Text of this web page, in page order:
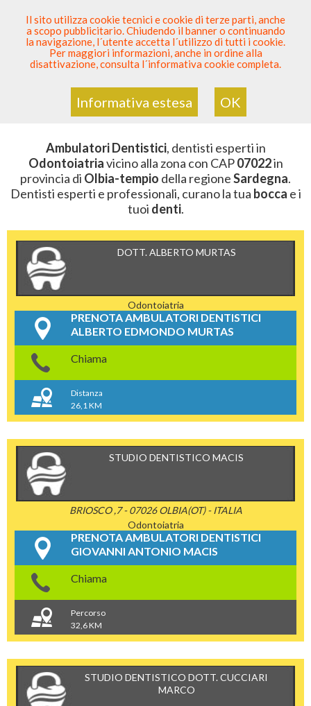
SEI DENTISTA? PARTECIPA
Sei QuiElenco Dentista Sicuro > Odontoiatria>
Ambulatori Dentistici>Sardegna>Olbia-Tempio >CAP
07022
ZONA CON CAP 07022
Ambulatori Dentistici, dentisti esperti in
Odontoiatriavicino alla zona con CAP07022in
provincia di Olbia-tempio della regioneSardegna.
Dentisti esperti e professionali, curano la tua bocca e i
tuoi denti.
DOTT. ALBERTO MURTAS
Odontoiatria
PRENOTA AMBULATORI DENTISTICI
ALBERTO EDMONDO MURTAS
Chiama
Distanza
26,1 KM
STUDIO DENTISTICO MACIS
BRIOSCO ,7 - 07026 OLBIA(OT) - ITALIA
Odontoiatria
PRENOTA AMBULATORI DENTISTICI
GIOVANNI ANTONIO MACIS
Chiama
Percorso
32,6 KM
STUDIO DENTISTICO DOTT. CUCCIARI
MARCO
Il sito utilizza cookie tecnici e cookie di terze parti, anche
a scopo pubblicitario. Chiudendo il banner o continuando
la navigazione, l´utente accetta l´utilizzo di tutti i cookie.
Per maggiori informazioni, anche in ordine alla
disattivazione, consulta l´informativa cookie completa.
Informativa estesa OK